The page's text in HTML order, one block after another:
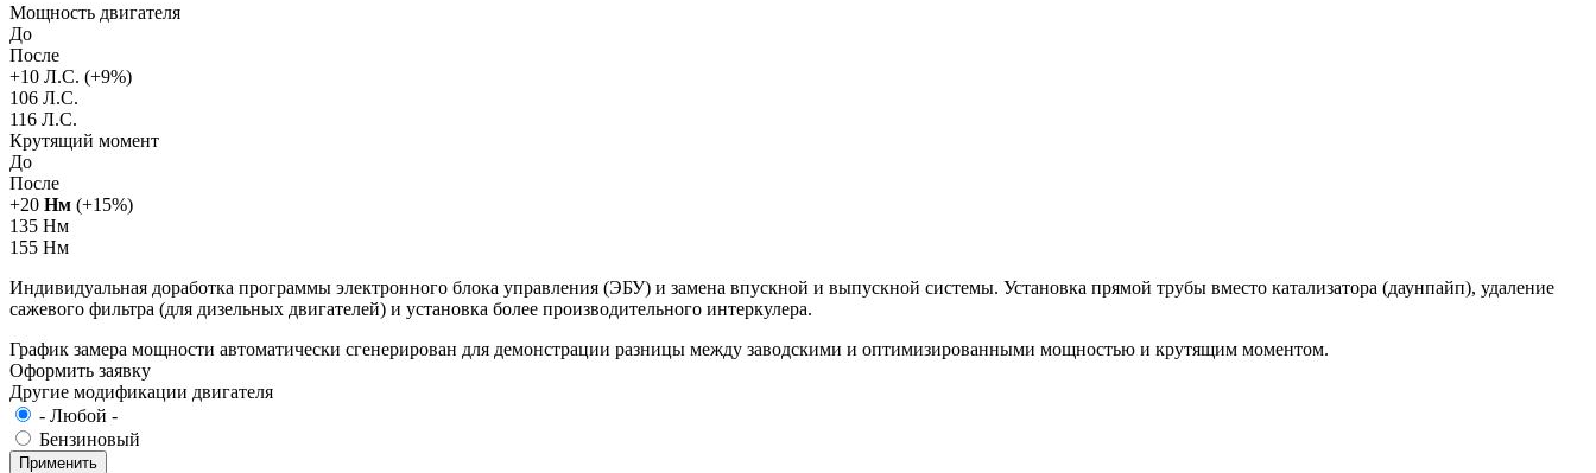
Мощность двигателя
До
После
+10 Л.С. (+9%)
106 Л.С.
116 Л.С.
Крутящий момент
До
После
+20 Нм (+15%)
135 Нм
155 Нм
Индивидуальная доработка программы электронного блока управления (ЭБУ) и замена впускной и выпускной системы. Установка прямой трубы вместо катализатора (даунпайп), удаление
сажевого фильтра (для дизельных двигателей) и установка более производительного интеркулера.
График замера мощности автоматически сгенерирован для демонстрации разницы между заводскими и оптимизированными мощностью и крутящим моментом.
Оформить заявку
Другие модификации двигателя
- Любой -
Бензиновый